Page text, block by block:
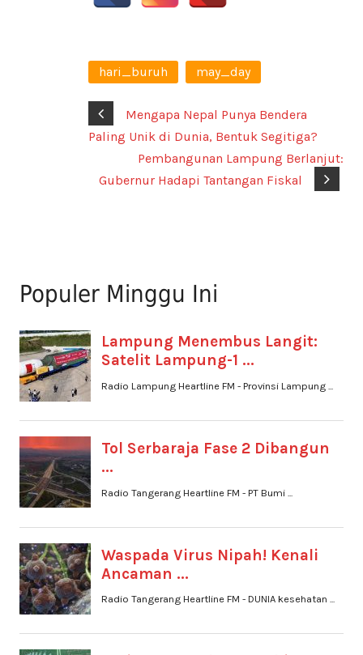
hari_buruh may_day
Mengapa Nepal Punya Bendera
Paling Unik di Dunia, Bentuk Segitiga?
Pembangunan Lampung Berlanjut:
Gubernur Hadapi Tantangan Fiskal
Populer Minggu Ini